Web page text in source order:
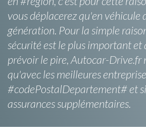
vous déplacerez qu'en véhicule
génération. Pour la simple
sécurité est le plus important et
prévoir le pire, Autocar-Drive.fr
qu'avec les meilleures
#codePostalDepartement# et
assurances supplémentaires.